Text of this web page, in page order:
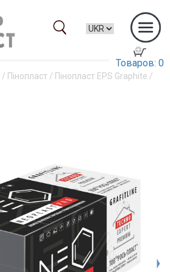
Товаров: 0
/ Пінопласт / Пінопласт EPS Graphite /